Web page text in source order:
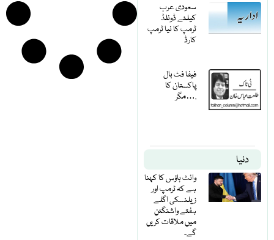
سعودی عرب
کیلئے ڈونلڈ
ٹرمپ کا نیا ٹرمپ
کارڈ
فیفا فٹ بال
پاکستان کا
مگر….
دنیا
وائٹ ہاؤس کا کہنا
ہے کہ ٹرمپ اور
زیلنسکی اگلے
ہفتے واشنگٹن
میں ملاقات کریں
گے۔